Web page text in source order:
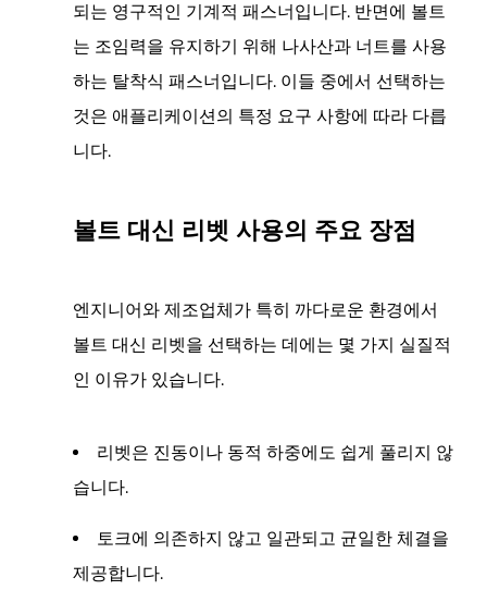
엇
을
의
미
니
2
대
신
리
용
의
요
장
되는 영구적인 기계적 패스너입니다. 반면에 볼트
는 조임력을 유지하기 위해 나사산과 너트를 사용
하는 탈착식 패스너입니다. 이들 중에서 선택하는
것은 애플리케이션의 특정 요구 사항에 따라 다릅
니다.
볼트 대신 리벳 사용의 주요 장점
엔지니어와 제조업체가 특히 까다로운 환경에서
볼트 대신 리벳을 선택하는 데에는 몇 가지 실질적
인 이유가 있습니다.
리벳은 진동이나 동적 하중에도 쉽게 풀리지 않
습니다.
토크에 의존하지 않고 일관되고 균일한 체결을
제공합니다.